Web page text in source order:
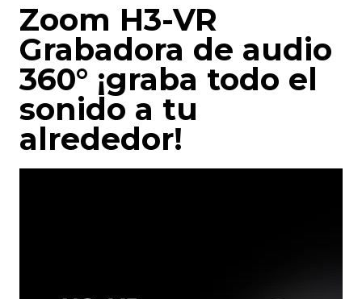
Zoom H3-VR
Grabadora de audio
360° ¡graba todo el
sonido a tu
alrededor!